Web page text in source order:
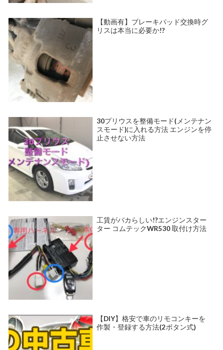
【動画有】ブレーキパッド交換時グ
リスは本当に必要か!?
30プリウスを整備モード(メンテナン
スモード)に入れる方法 エンジンを停
止させない方法
工賃がバカらしい!?エンジンスター
ター コムテックWR530 取付け方法
【DIY】格安で車のリモコンキーを
作製・登録する方法(2ボタン式)